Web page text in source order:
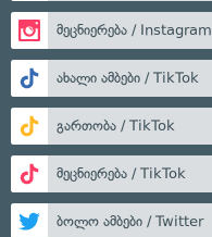
მეცნიერება / Instagram
ახალი ამბები / TikTok
გართობა / TikTok
მეცნიერება / TikTok
ბოლო ამბები / Twitter